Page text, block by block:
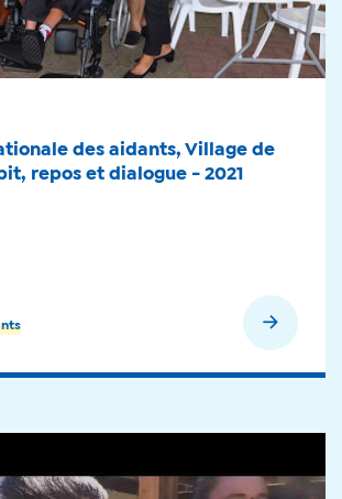
des aidants, Village de
repos et dialogue - 2021